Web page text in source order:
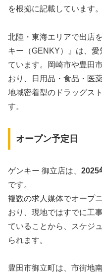
を根拠に記載しています。
北陸・東海エリアで出店
キー（GENKY）』は、
ています。岡崎市や豊田
おり、日用品・食品・医
地域密着型のドラッグス
す。
オープン予定日
ゲンキー 御立店は、 2025
です。
複数の求人媒体でオープ
おり、現地ではすでに工
ていることから、スケジ
られます。
豊田市御立町は、市街地